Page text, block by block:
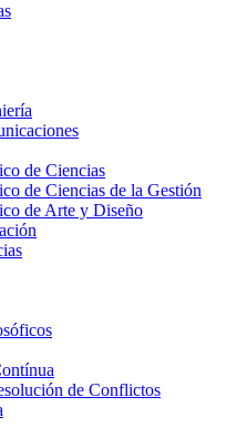
de Ciencias
de Ciencias de la Gestión
de Arte y Diseño
de Conflictos